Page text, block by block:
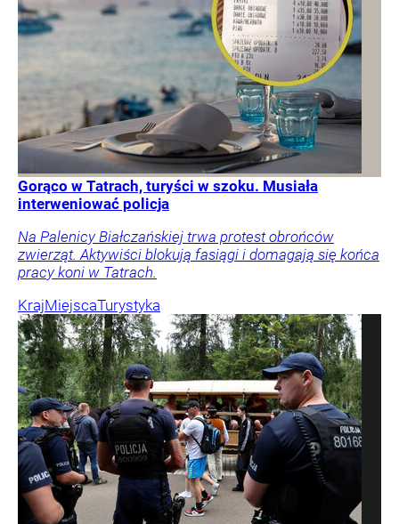
Gorąco w Tatrach, turyści w szoku. Musiała
interweniować policja
Na Palenicy Białczańskiej trwa protest obrońców
zwierząt. Aktywiści blokują fasiągi i domagają się końca
pracy koni w Tatrach.
KrajMiejscaTurystyka